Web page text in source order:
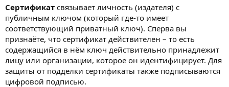
Сертификат связывает личность (издателя) с
публичным ключом (который где-то имеет
соответствующий приватный ключ). Сперва вы
признаёте, что сертификат действителен – то есть
содержащийся в нём ключ действительно принадлежит
лицу или организации, которое он идентифицирует. Для
защиты от подделки сертификаты также подписываются
цифровой подписью.